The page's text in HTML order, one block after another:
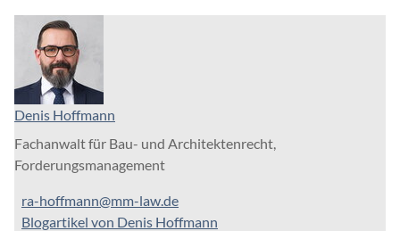
Denis Hoffmann
Fachanwalt für Bau- und Architektenrecht,
Forderungsmanagement
ra-hoffmann@mm-law.de
Blogartikel von Denis Hoffmann